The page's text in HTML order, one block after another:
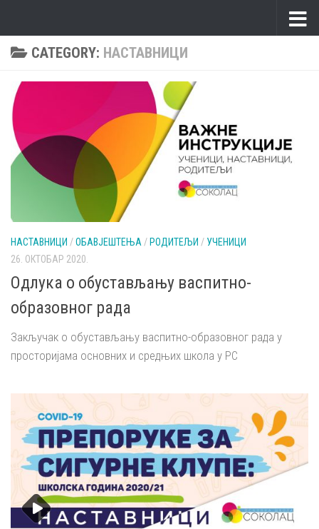
CATEGORY: НАСТАВНИЦИ
НАСТАВНИЦИ /ОБАВЈЕШТЕЊА / РОДИТЕЉИ / УЧЕНИЦИ
26. ОКТОБАР 2020.
Одлука о обустављању васпитно-
образовног рада
Закључак о обустављању васпитно-образовног рада у
просторијама основних и средњих школа у РС